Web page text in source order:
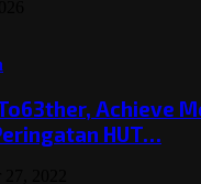
Achieve
HUT…